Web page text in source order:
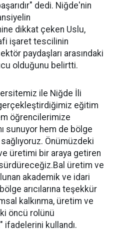
dedi. Niğde'nin
dikkat çeken Uslu,
işaret tescilinin
paydaşları arasındaki
olduğunu belirtti.
ile Niğde İli
eğitim
öğrencilerimize
sunuyor hem de bölge
sağlıyoruz. Önümüzdeki
üretimi bir araya getiren
sürdüreceğiz.Bal üretim ve
akademik ve idari
arıcılarına teşekkür
kalkınma, üretim ve
öncü rolünü
kullandı.